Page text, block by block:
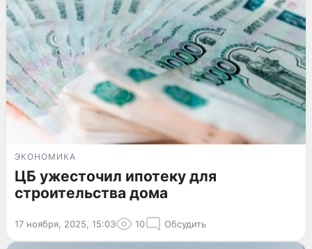
ЭКОНОМИКА
ЦБ ужесточил ипотеку для
строительства дома
17 ноября, 2025, 15:03 10 Обсудить